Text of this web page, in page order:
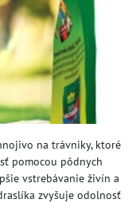
na trávniky, ktoré
pomocou pôdnych
vstrebávanie živín a
zvyšuje odolnosť